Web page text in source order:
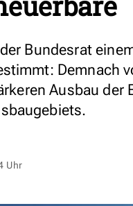
Bundesrat
Demnach
Ausbau der
Uhr